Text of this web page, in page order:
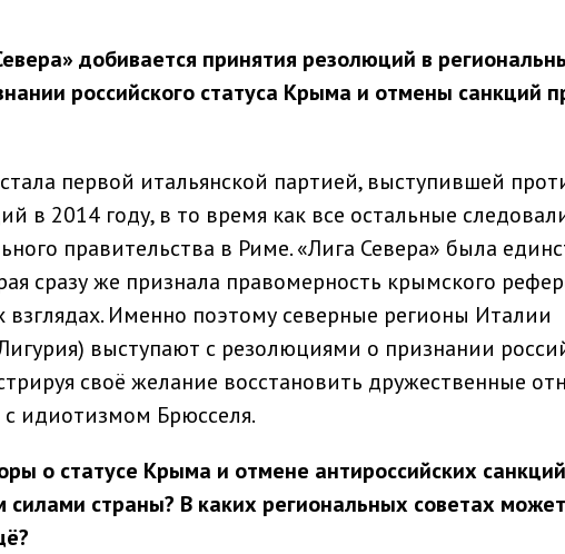
добивается принятия резолюций в
российского статуса Крыма и отмены санкций
первой итальянской партией, выступившей
в 2014 году, в то время как все остальные
правительства в Риме. «Лига Севера» была
сразу же признала правомерность крымского
Именно поэтому северные регионы Италии
выступают с резолюциями о признании
своё желание восстановить дружественные
с идиотизмом Брюсселя.
о статусе Крыма и отмене антироссийских
силами страны? В каких региональных советах